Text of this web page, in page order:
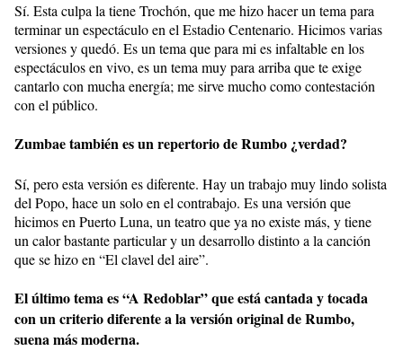
Sí. Esta culpa la tiene Trochón, que me hizo hacer un tema para
terminar un espectáculo en el Estadio Centenario. Hicimos varias
versiones y quedó. Es un tema que para mi es infaltable en los
espectáculos en vivo, es un tema muy para arriba que te exige
cantarlo con mucha energía; me sirve mucho como contestación
con el público.
Zumbae también es un repertorio de Rumbo ¿verdad?
Sí, pero esta versión es diferente. Hay un trabajo muy lindo solista
del Popo, hace un solo en el contrabajo. Es una versión que
hicimos en Puerto Luna, un teatro que ya no existe más, y tiene
un calor bastante particular y un desarrollo distinto a la canción
que se hizo en “El clavel del aire”.
El último tema es “A Redoblar” que está cantada y tocada
con un criterio diferente a la versión original de Rumbo,
suena más moderna.